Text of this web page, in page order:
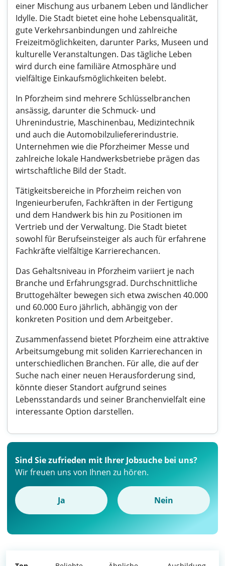
einer Mischung aus urbanem Leben und ländlicher
Idylle. Die Stadt bietet eine hohe Lebensqualität,
gute Verkehrsanbindungen und zahlreiche
Freizeitmöglichkeiten, darunter Parks, Museen und
kulturelle Veranstaltungen. Das tägliche Leben
wird durch eine familiäre Atmosphäre und
vielfältige Einkaufsmöglichkeiten belebt.
In Pforzheim sind mehrere Schlüsselbranchen
ansässig, darunter die Schmuck- und
Uhrenindustrie, Maschinenbau, Medizintechnik
und auch die Automobilzuliefererindustrie.
Unternehmen wie die Pforzheimer Messe und
zahlreiche lokale Handwerksbetriebe prägen das
wirtschaftliche Bild der Stadt.
Tätigkeitsbereiche in Pforzheim reichen von
Ingenieurberufen, Fachkräften in der Fertigung
und dem Handwerk bis hin zu Positionen im
Vertrieb und der Verwaltung. Die Stadt bietet
sowohl für Berufseinsteiger als auch für erfahrene
Fachkräfte vielfältige Karrierechancen.
Das Gehaltsniveau in Pforzheim variiert je nach
Branche und Erfahrungsgrad. Durchschnittliche
Bruttogehälter bewegen sich etwa zwischen 40.000
und 60.000 Euro jährlich, abhängig von der
konkreten Position und dem Arbeitgeber.
Zusammenfassend bietet Pforzheim eine attraktive
Arbeitsumgebung mit soliden Karrierechancen in
unterschiedlichen Branchen. Für alle, die auf der
Suche nach einer neuen Herausforderung sind,
könnte dieser Standort aufgrund seines
Lebensstandards und seiner Branchenvielfalt eine
interessante Option darstellen.
Sind Sie zufrieden mit Ihrer Jobsuche bei uns?
Wir freuen uns von Ihnen zu hören.
Ja Nein